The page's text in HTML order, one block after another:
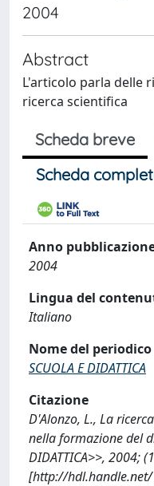
2004
Abstract
L'articolo parla delle
ricerca scientifica
Scheda breve
Scheda
Anno
2004
Lingua del
Italiano
Nome del periodico
SCUOLA E DIDATTICA
Citazione
D'Alonzo, L., La
nella formazione del
DIDATTICA>>, 2004;
[http://